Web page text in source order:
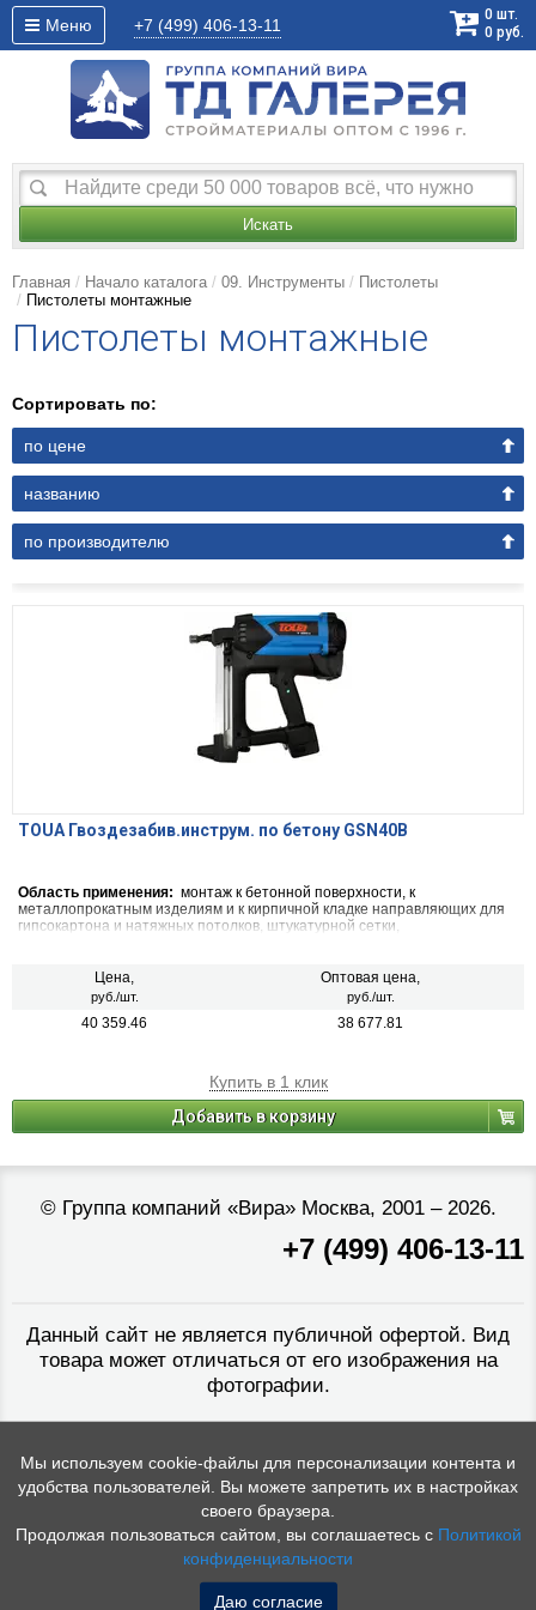
Меню +7 (499) 406-13-11
0 шт.
0 руб.
Искать
Главная Начало каталога 09. Инструменты
Пистолеты
Пистолеты монтажные
Пистолеты монтажные
Сортировать по:
по цене
названию
по производителю
TOUA Гвоздезабив.инструм. по бетону GSN40В
Область применения: монтаж к бетонной поверхности, к
металлопрокатным изделиям и к кирпичной кладке направляющих для
гипсокартона и натяжных потолков, штукатурной сетки,
Цена,
руб./шт.
Оптовая цена,
руб./шт.
40 359.46 38 677.81
Купить в 1 клик
Добавить в корзину
© Группа компаний «Вира»Москва, 2001 – 2026.
+7 (499) 406-13-11
Данный сайт не является публичной офертой. Вид
товара может отличаться от его изображения на
фотографии.
Мы используем cookie-файлы для персонализации контента и
удобства пользователей. Вы можете запретить их в настройках
своего браузера.
Продолжая пользоваться сайтом, вы соглашаетесь с Политикой
конфиденциальности
Даю согласие